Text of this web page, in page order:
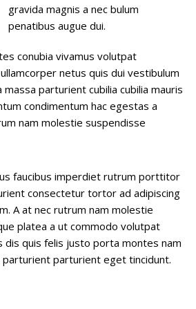
gravida magnis a nec bulum
penatibus augue dui.
conubia vivamus volutpat
netus quis dui vestibulum
parturient cubilia cubilia mauris
condimentum hac egestas a
nam molestie suspendisse
faucibus imperdiet rutrum porttitor
consectetur tortor ad adipiscing
A at nec rutrum nam molestie
platea a ut commodo volutpat
dis quis felis justo porta montes nam
parturient eget tincidunt.